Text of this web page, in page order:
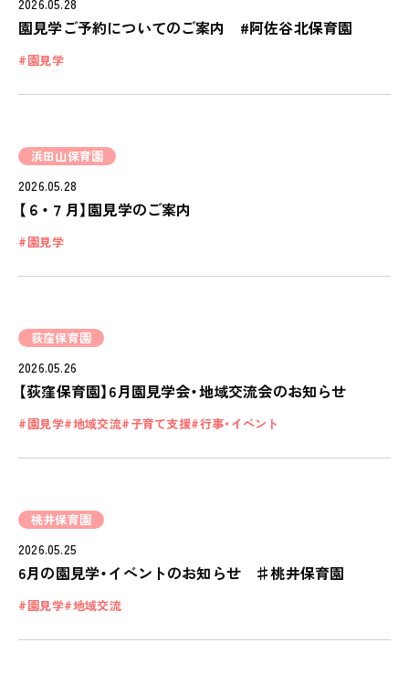
2026.05.28
園見学ご予約についてのご案内 #阿佐谷北保育園
園見学
浜田山保育園
2026.05.28
【６・７月】園見学のご案内
園見学
荻窪保育園
2026.05.26
【荻窪保育園】6月園見学会・地域交流会のお知らせ
園見学 地域交流 子育て支援 行事・イベント
桃井保育園
2026.05.25
6月の園見学・イベントのお知らせ ♯桃井保育園
園見学 地域交流